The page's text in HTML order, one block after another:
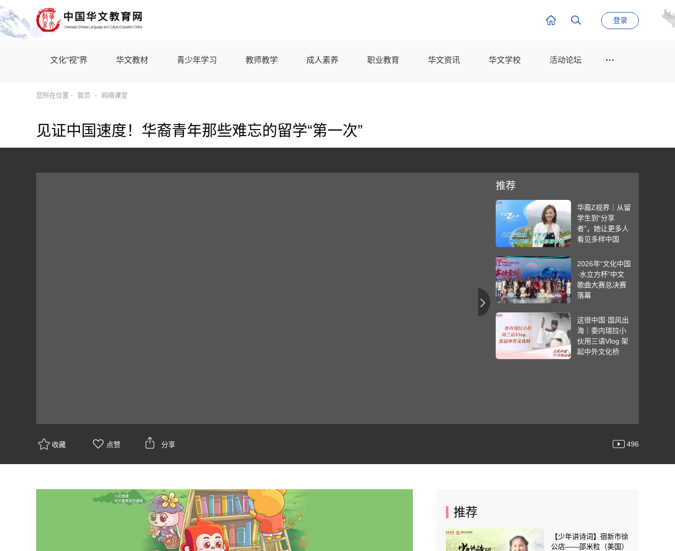
登录
文化“视”界 华文教材 青少年学习 教师教学 成人素养 职业教育 华文资讯 华文学校 活动论坛
您所在位置 - 首页 - 网络课堂
见证中国速度！华裔青年那些难忘的留学“第一次”
推荐
华裔Z视界｜从留
学生到“分享
者”，她让更多人
看见多样中国
2026年“文化中国
·水立方杯”中文
歌曲大赛总决赛
落幕
这很中国·国风出
海｜委内瑞拉小
伙用三语Vlog 架
起中外文化桥
收藏 点赞 分享 496
推荐
【少年讲诗词】宿新市徐
公店——邵米粒（美国）